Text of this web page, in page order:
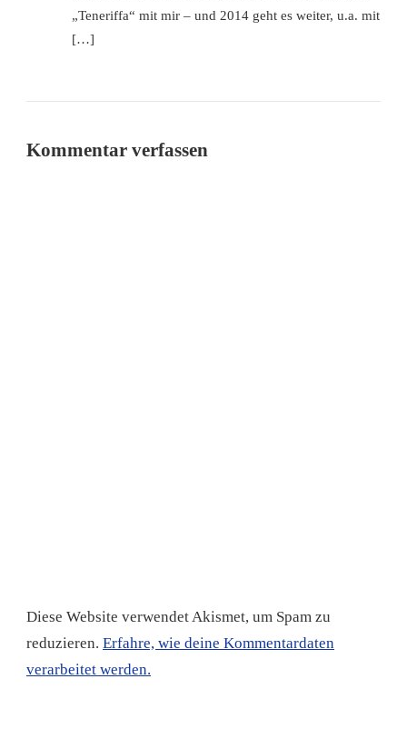
„Teneriffa“ mit mir – und 2014 geht es weiter, u.a. mit
[…]
Kommentar verfassen
Diese Website verwendet Akismet, um Spam zu
reduzieren. Erfahre, wie deine Kommentardaten
verarbeitet werden.